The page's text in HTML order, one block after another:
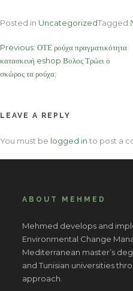
Posted in UncategorizedTagged
Post
navigation
Previous: ΟΤΕ ρούχα πραγματικότητα
κατασκευή eshop Βολος Τρώει ο
σκώρος τα ρούχα;
LEAVE A REPLY
You must be logged in to post a
ABOUT MEHMED
Mehmed develops and
Environmental Change
Mediterranean master’s
and Tunisian universities
approach.